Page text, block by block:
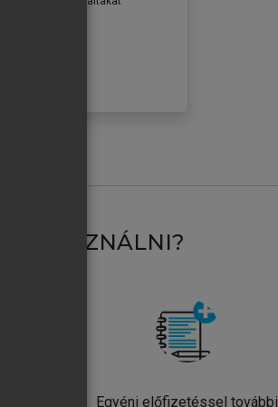
HASZNÁLNI?
Egyéni előfizetéssel további